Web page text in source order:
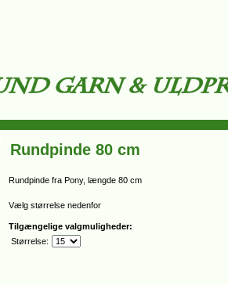
Rundpinde 80 cm
Rundpinde fra Pony, længde 80 cm
Vælg størrelse nedenfor
Tilgængelige valgmuligheder:
Størrelse: